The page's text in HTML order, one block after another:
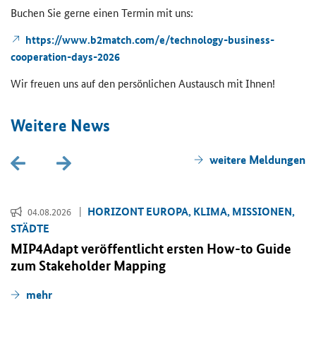
Bu­chen Sie gerne einen Ter­min mit uns:
https://www.b2match.com/e/technology-​business-
cooperation-days-2026
Wir freu­en uns auf den per­sön­li­chen Aus­tausch mit Ihnen!
Wei­te­re News
wei­te­re Mel­dun­gen
04.08.2026
HO­RI­ZONT EU­RO­PA, KLIMA, MIS­SIO­NEN,
STÄD­TE
MIP4Adapt ver­öf­fent­licht ers­ten How-to Guide
zum Stakeholder Mapping
mehr